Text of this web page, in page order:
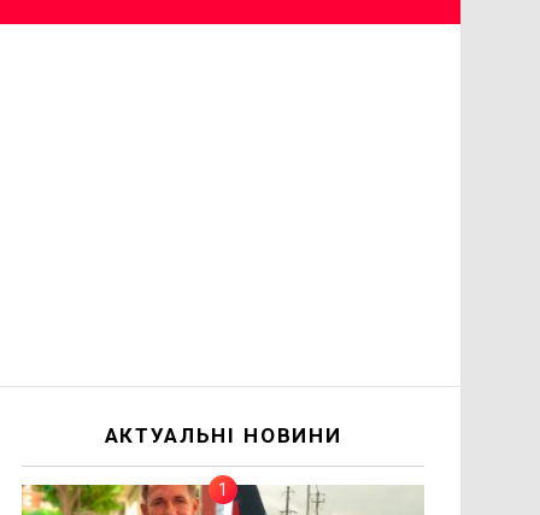
АКТУАЛЬНІ НОВИНИ